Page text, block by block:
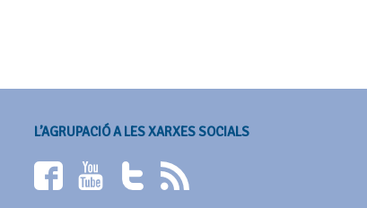
L’AGRUPACIÓ A LES XARXES SOCIALS